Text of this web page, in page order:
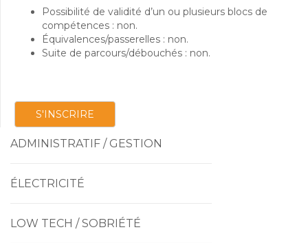
Possibilité de validité d’un ou plusieurs blocs de
compétences : non.
Équivalences/passerelles : non.
Suite de parcours/débouchés : non.
S'INSCRIRE
ADMINISTRATIF / GESTION
ÉLECTRICITÉ
LOW TECH / SOBRIÉTÉ